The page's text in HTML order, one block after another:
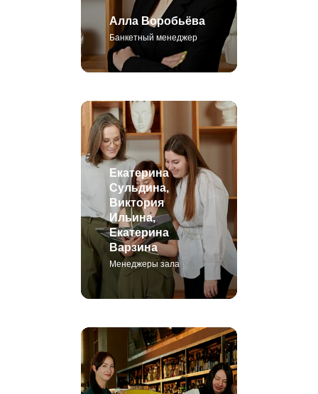
Банкетный менеджер
Екатерина
Сульдина,
Виктория
Ильина,
Екатерина
Варзина
Менеджеры зала